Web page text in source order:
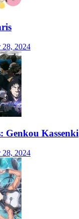
28, 2024
Genkou Kassenki
28, 2024